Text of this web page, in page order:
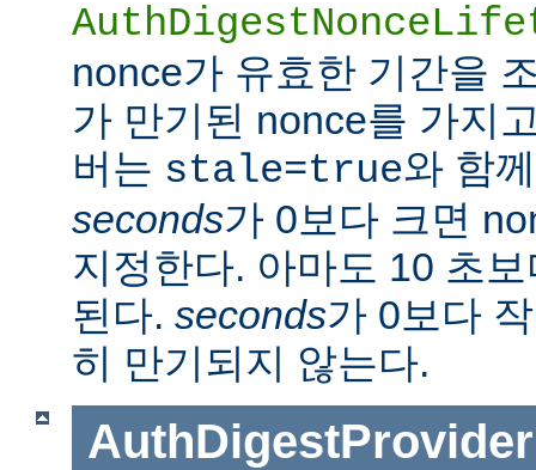
nonce가 유효한 기간을
가 만기된 nonce를 가지
버는 stale=true와 함
seconds가 0보다 크면
지정한다. 아마도 10 초
된다. seconds가 0보다
히 만기되지 않는다.
AuthDigestProvider